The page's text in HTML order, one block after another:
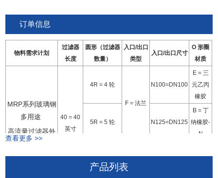
玻璃钢多层高流量过滤器外壳生产线
订单信息
物料需求计划
过滤器
长度
圆形（过滤器
数量）
入口/出口
类型
入口/出口尺寸
O 形圈
材质
MRP系列玻璃钢
多用途
高流量过滤器外
壳
40 = 40
英寸
4R = 4 轮
F = 法兰
N100=DN100
E = 三
元乙丙
橡胶
5R = 5 轮 N125=DN125
B = 丁
纳橡胶-
N
7R = 7 轮
查看更多 >>
产品列表